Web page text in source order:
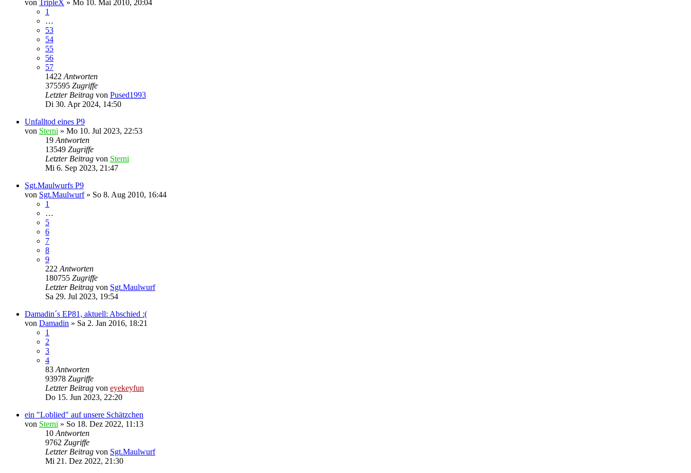
von TripleX » Mo 10. Mai 2010, 20:04
1
…
53
54
55
56
57
1422 Antworten
375595 Zugriffe
Letzter Beitrag von Pused1993
Di 30. Apr 2024, 14:50
Unfalltod eines P9
von Sterni » Mo 10. Jul 2023, 22:53
19 Antworten
13549 Zugriffe
Letzter Beitrag von Sterni
Mi 6. Sep 2023, 21:47
Sgt.Maulwurfs P9
von Sgt.Maulwurf» So 8. Aug 2010, 16:44
1
…
5
6
7
8
9
222 Antworten
180755 Zugriffe
Letzter Beitrag von Sgt.Maulwurf
Sa 29. Jul 2023, 19:54
Damadin´s EP81, aktuell: Abschied :(
von Damadin » Sa 2. Jan 2016, 18:21
1
2
3
4
83 Antworten
93978 Zugriffe
Letzter Beitrag von eyekeyfun
Do 15. Jun 2023, 22:20
ein "Loblied" auf unsere Schätzchen
von Sterni » So 18. Dez 2022, 11:13
10 Antworten
9762 Zugriffe
Letzter Beitrag von Sgt.Maulwurf
Mi 21. Dez 2022, 21:30